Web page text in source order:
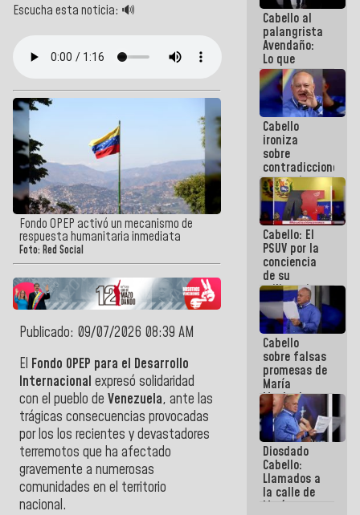
Escucha esta noticia: 🔊
Fondo OPEP activó un mecanismo de
respuesta humanitaria inmediata
Foto: Red Social
Publicado: 09/07/2026 08:39 AM
El Fondo OPEP para el Desarrollo
Internacional expresó solidaridad
con el pueblo de Venezuela, ante las
trágicas consecuencias provocadas
por los los recientes y devastadores
terremotos que ha afectado
gravemente a numerosas
comunidades en el territorio
nacional.
Cabello al
palangrista
Avendaño:
Lo que
vayas a
escribir
hazlo hoy
por que no
sabemos si
la semana
que viene
hay
programa
Cabello
ironiza
sobre
contradicciones
y mentiras
de María
Machado:
¡Créanle!
Cabello: El
PSUV por la
conciencia
de su
militancia
es la
organización
política más
sólida de
Venezuela
Cabello
sobre falsas
promesas de
María
Machado:
¿Quién le
puede creer?
¿Y la gente
que ella iba
a salvar en
La Guaira?
Diosdado
Cabello:
Llamados a
la calle de
María